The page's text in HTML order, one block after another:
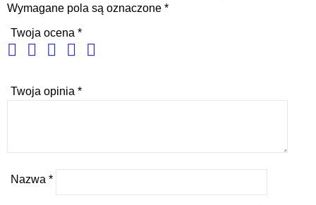
Wymagane pola są oznaczone *
Twoja ocena *
Twoja opinia *
Nazwa *